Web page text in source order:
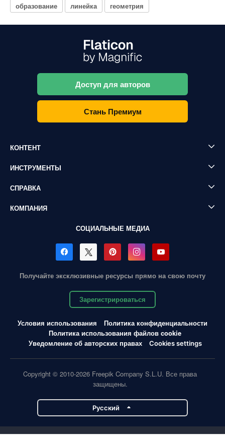
образование линейка геометрия
Доступ для авторов
Стань Премиум
КОНТЕНТ
ИНСТРУМЕНТЫ
СПРАВКА
КОМПАНИЯ
СОЦИАЛЬНЫЕ МЕДИА
Получайте эксклюзивные ресурсы прямо на свою почту
Зарегистрироваться
Условия использования
Политика конфиденциальности
Политика использования файлов cookie
Уведомление об авторских правах
Cookies settings
Copyright © 2010-2026 Freepik Company S.L.U. Все права
защищены.
Pусский